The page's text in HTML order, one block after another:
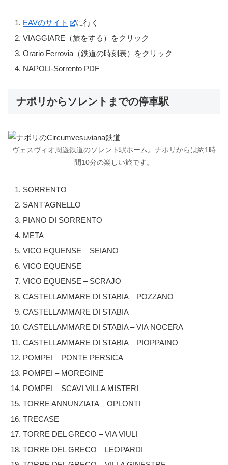
EAVのサイト
に行く
VIAGGIARE（旅をする）をクリック
Orario Ferrovia（鉄道の時刻表）をクリック
NAPOLI-Sorrento PDF
ナポリからソレントまでの停車駅
ヴェスヴィオ周遊鉄道のソレント駅ホーム。ナポリからは約1時
間10分の楽しい旅です。
SORRENTO
SANT’AGNELLO
PIANO DI SORRENTO
META
VICO EQUENSE – SEIANO
VICO EQUENSE
VICO EQUENSE – SCRAJO
CASTELLAMMARE DI STABIA – POZZANO
CASTELLAMMARE DI STABIA
CASTELLAMMARE DI STABIA – VIA NOCERA
CASTELLAMMARE DI STABIA – PIOPPAINO
POMPEI – PONTE PERSICA
POMPEI – MOREGINE
POMPEI – SCAVI VILLA MISTERI
TORRE ANNUNZIATA – OPLONTI
TRECASE
TORRE DEL GRECO – VIA VIULI
TORRE DEL GRECO – LEOPARDI